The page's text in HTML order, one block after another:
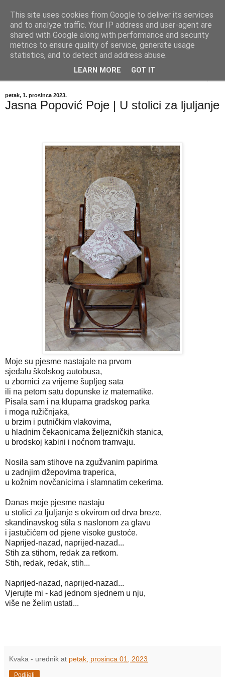
"Kvaka"
Časopis za književnost ISSN 2459-5632
petak, 1. prosinca 2023.
Jasna Popović Poje | U stolici za ljuljanje
Moje su pjesme nastajale na prvom
sjedalu školskog autobusa,
u zbornici za vrijeme šupljeg sata
ili na petom satu dopunske iz matematike.
Pisala sam i na klupama gradskog parka
i moga ružičnjaka,
u brzim i putničkim vlakovima,
u hladnim čekaonicama željezničkih stanica,
u brodskoj kabini i noćnom tramvaju.
Nosila sam stihove na zgužvanim papirima
u zadnjim džepovima traperica,
u kožnim novčanicima i slamnatim cekerima.
Danas moje pjesme nastaju
u stolici za ljuljanje s okvirom od drva breze,
skandinavskog stila s naslonom za glavu
i jastučićem od pjene visoke gustoće.
Naprijed-nazad, naprijed-nazad...
Stih za stihom, redak za retkom.
Stih, redak, redak, stih...
Naprijed-nazad, naprijed-nazad...
Vjerujte mi - kad jednom sjednem u nju,
više ne želim ustati...
Kvaka - urednik at petak, prosinca 01, 2023
Podijeli
This site uses cookies from Google to deliver its services
and to analyze traffic. Your IP address and user-agent are
shared with Google along with performance and security
metrics to ensure quality of service, generate usage
statistics, and to detect and address abuse.
LEARN MORE GOT IT